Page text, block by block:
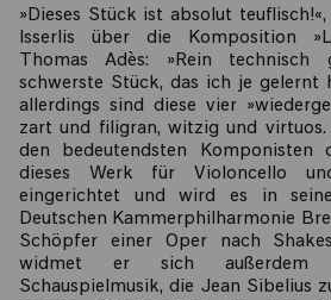
»Dieses Stück ist absolut
Isserlis über die Komposition
Thomas Adès: »Rein
schwerste Stück, das ich je gelernt
allerdings sind diese vier
zart und filigran, witzig und virtuos.
den bedeutendsten Komponisten
dieses Werk für Violoncello
eingerichtet und wird es in
Deutschen Kammerphilharmonie
Schöpfer einer Oper nach
widmet er sich außerdem
Schauspielmusik, die Jean Sibelius